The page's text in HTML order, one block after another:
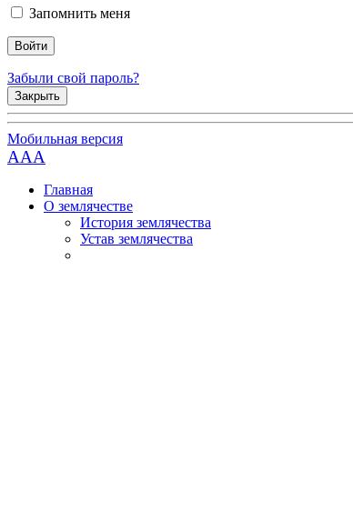
Запомнить меня
Забыли свой пароль?
Закрыть
Мобильная версия
AAA
Главная
О землячестве
История землячества
Устав землячества